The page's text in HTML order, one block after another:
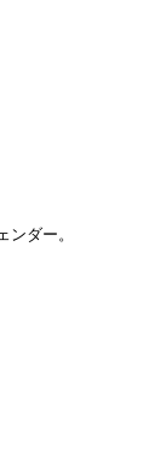
ダー。